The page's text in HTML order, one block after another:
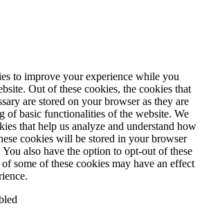
to improve your experience while you
Out of these cookies, the cookies that
are stored on your browser as they are
of basic functionalities of the website. We
that help us analyze and understand how
cookies will be stored in your browser
also have the option to opt-out of these
some of these cookies may have an effect